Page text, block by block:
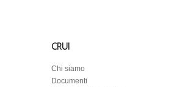
CRUI
Chi siamo
Documenti